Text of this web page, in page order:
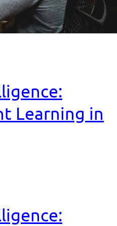
Learning in